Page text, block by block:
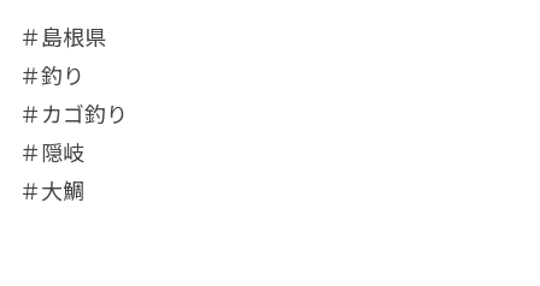
＃島根県
＃釣り
＃カゴ釣り
＃隠岐
＃大鯛